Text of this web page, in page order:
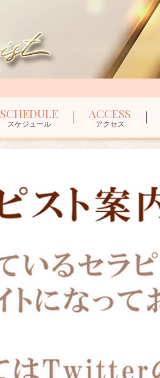
SCHEDULE
スケジュール
ACCESS
アクセス